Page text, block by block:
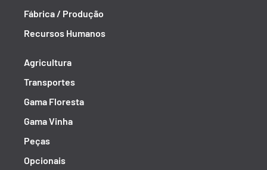
Fábrica / Produção
Recursos Humanos
Agricultura
Transportes
Gama Floresta
Gama Vinha
Peças
Opcionais